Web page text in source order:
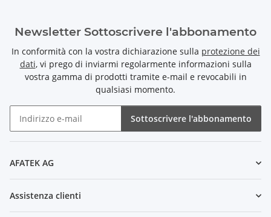
Newsletter Sottoscrivere l'abbonamento
In conformità con la vostra dichiarazione sulla protezione dei
dati, vi prego di inviarmi regolarmente informazioni sulla
vostra gamma di prodotti tramite e-mail e revocabili in
qualsiasi momento.
Sottoscrivere l'abbonamento
AFATEK AG
Assistenza clienti